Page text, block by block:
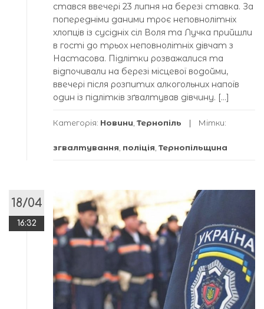
стався ввечері 23 липня на березі ставка. За
попередніми даними троє неповнолітніх
хлопців із сусідніх сіл Воля та Лучка прийшли
в гості до трьох неповнолітніх дівчат з
Настасова. Підлітки розважалися та
відпочивали на березі місцевої водойми,
ввечері після розпитих алкогольних напоїв
один із підлітків зґвалтував дівчину. […]
Категорія: Новини Тернопіль Мітки:
згвалтування поліція Тернопільщина
18/04
16:32